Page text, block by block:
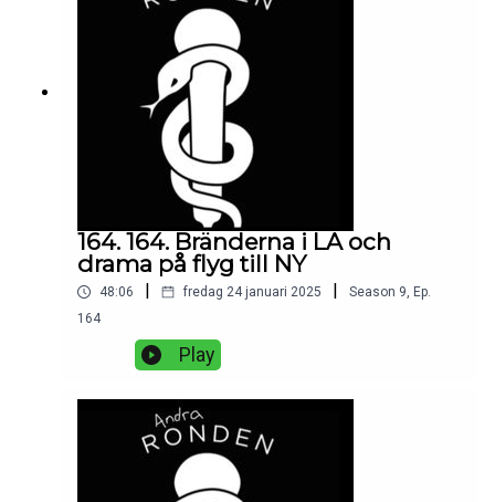
164. 164. Bränderna i LA och
drama på flyg till NY
48:06 fredag 24 januari 2025 Season 9, Ep.
164
Play